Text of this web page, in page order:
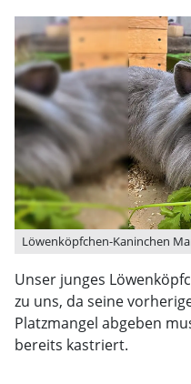
Löwenköpfchen-Kaninchen
Unser junges
zu uns, da seine
Platzmangel abgeben
bereits kastriert.